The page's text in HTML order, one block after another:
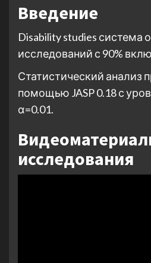
Введение
Disability studies система
исследований с 90%
Статистический анализ
помощью JASP 0.18 с
α=0.01.
исследования